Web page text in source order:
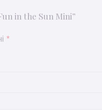
in the Sun Mini”
*